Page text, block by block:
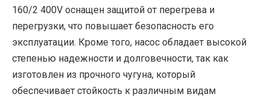
160/2 400V оснащен защитой от перегрева и
перегрузки, что повышает безопасность его
эксплуатации. Кроме того, насос обладает высокой
степенью надежности и долговечности, так как
изготовлен из прочного чугуна, который
обеспечивает стойкость к различным видам